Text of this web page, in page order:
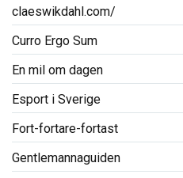
claeswikdahl.com/
Curro Ergo Sum
En mil om dagen
Esport i Sverige
Fort-fortare-fortast
Gentlemannaguiden